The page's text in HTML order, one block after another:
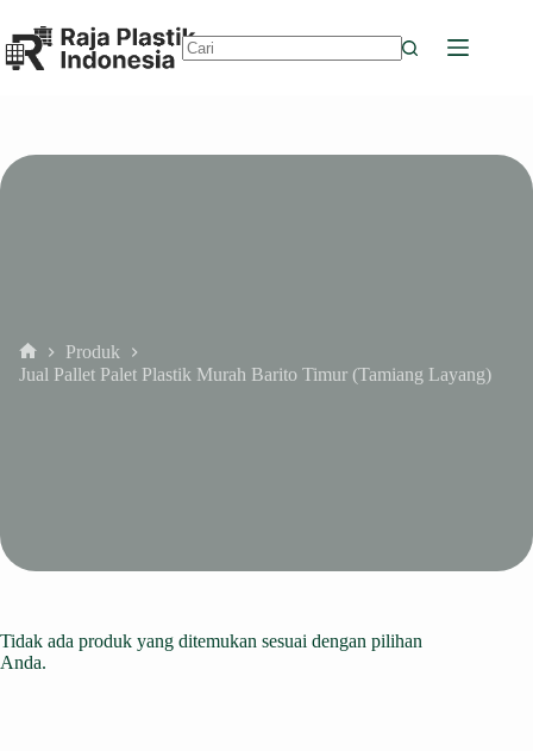
to
content
Home
Produk
Jual Pallet Palet Plastik Murah Barito Timur (Tamiang Layang)
Tidak ada produk yang ditemukan sesuai dengan pilihan
Anda.